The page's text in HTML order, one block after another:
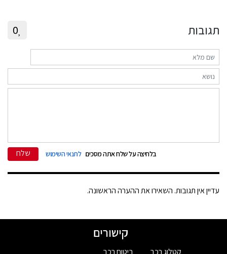
תגובות 0
בלחיצה על שלח אתה מסכים לתנאי השימוש שלח
עדיין אין תגובות. השאירו את ההערה הראשונה.
קישורים
קטלוג רכב ביטוח רכב